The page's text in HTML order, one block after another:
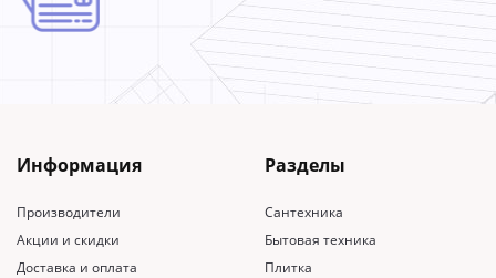
Информация
Производители
Акции и скидки
Доставка и оплата
Разделы
Сантехника
Бытовая техника
Плитка